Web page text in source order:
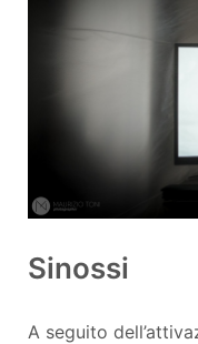
Sinossi
A seguito